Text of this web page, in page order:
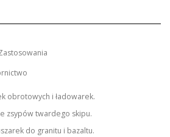
obrotowych i ładowarek.
zsypów twardego skipu.
do granitu i bazaltu.